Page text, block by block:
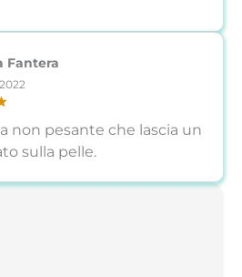
Fantera
non pesante che lascia un
sulla pelle.